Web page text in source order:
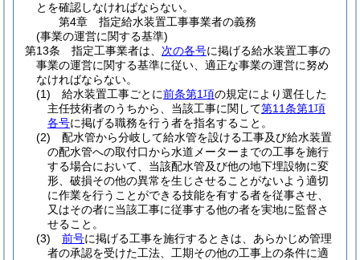
とを確認しなければならない。
第4章
指定給水装置工事事業者の義務
(事業の運営に関する基準)
第13条
指定工事業者は、 次の各号に掲げる給水装置工事の
事業の運営に関する基準に従い、適正な事業の運営に努め
なければならない。
(1)
給水装置工事ごとに前条第1項の規定により選任した
主任技術者のうちから、当該工事に関して第11条第1項
各号に掲げる職務を行う者を指名すること。
(2)
配水管から分岐して給水管を設ける工事及び給水装置
の配水管への取付口から水道メーターまでの工事を施行
する場合において、当該配水管及び他の地下埋設物に変
形、破損その他の異常を生じさせることがないよう適切
に作業を行うことができる技能を有する者を従事させ、
又はその者に当該工事に従事する他の者を実地に監督さ
せること。
(3)
前号に掲げる工事を施行するときは、あらかじめ管理
者の承認を受けた工法、工期その他の工事上の条件に適